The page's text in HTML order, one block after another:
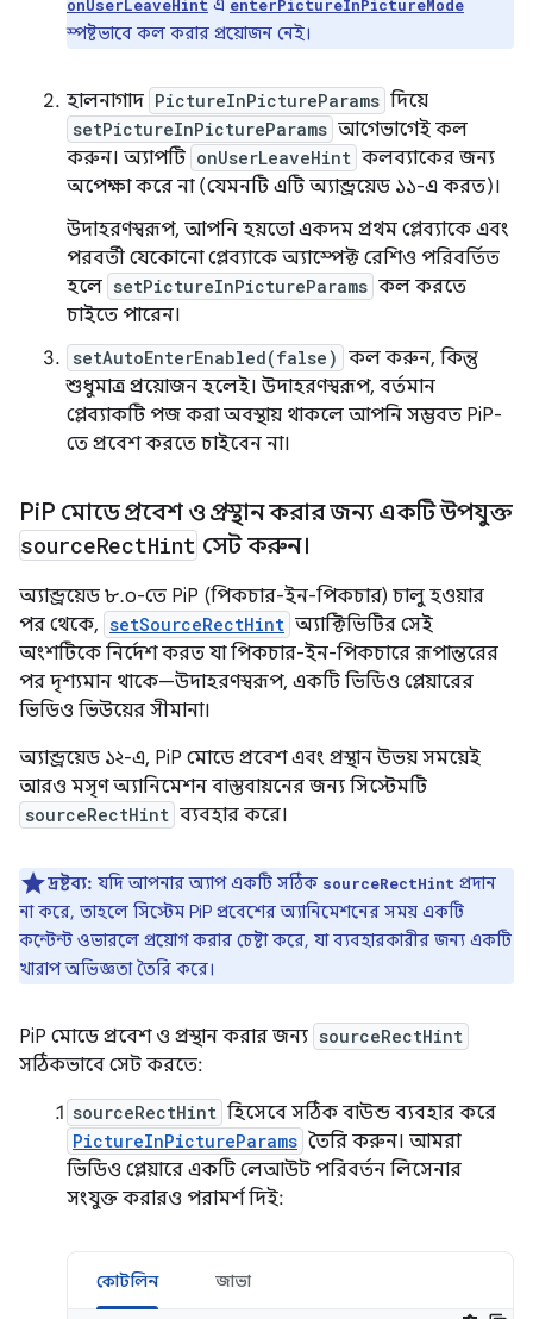
onUserLeaveHint এ enterPictureInPictureMode
স্পষ্টভাবে কল করার প্রয়োজন নেই।
হালনাগাদ PictureInPictureParams দিয়ে
setPictureInPictureParams আগেভাগেই কল
করুন। অ্যাপটি onUserLeaveHint কলব্যাকের জন্য
অপেক্ষা করে না (যেমনটি এটি অ্যান্ড্রয়েড ১১-এ করত)।
উদাহরণস্বরূপ, আপনি হয়তো একদম প্রথম প্লেব্যাকে এবং
পরবর্তী যেকোনো প্লেব্যাকে অ্যাস্পেক্ট রেশিও পরিবর্তিত
হলে setPictureInPictureParams কল করতে
চাইতে পারেন।
setAutoEnterEnabled(false) কল করুন, কিন্তু
শুধুমাত্র প্রয়োজন হলেই। উদাহরণস্বরূপ, বর্তমান
প্লেব্যাকটি পজ করা অবস্থায় থাকলে আপনি সম্ভবত PiP-
তে প্রবেশ করতে চাইবেন না।
PiP মোডে প্রবেশ ও প্রস্থান করার জন্য একটি উপযুক্ত
sourceRectHint সেট করুন।
অ্যান্ড্রয়েড ৮.০-তে PiP (পিকচার-ইন-পিকচার) চালু হওয়ার
পর থেকে, setSourceRectHint অ্যাক্টিভিটির সেই
অংশটিকে নির্দেশ করত যা পিকচার-ইন-পিকচারে রূপান্তরের
পর দৃশ্যমান থাকে—উদাহরণস্বরূপ, একটি ভিডিও প্লেয়ারের
ভিডিও ভিউয়ের সীমানা।
অ্যান্ড্রয়েড ১২-এ, PiP মোডে প্রবেশ এবং প্রস্থান উভয় সময়েই
আরও মসৃণ অ্যানিমেশন বাস্তবায়নের জন্য সিস্টেমটি
sourceRectHint ব্যবহার করে।
দ্রষ্টব্য: যদি আপনার অ্যাপ একটি সঠিক sourceRectHint প্রদান
না করে, তাহলে সিস্টেম PiP প্রবেশের অ্যানিমেশনের সময় একটি
কন্টেন্ট ওভারলে প্রয়োগ করার চেষ্টা করে, যা ব্যবহারকারীর জন্য একটি
খারাপ অভিজ্ঞতা তৈরি করে।
PiP মোডে প্রবেশ ও প্রস্থান করার জন্য sourceRectHint
সঠিকভাবে সেট করতে:
sourceRectHint হিসেবে সঠিক বাউন্ড ব্যবহার করে
PictureInPictureParams তৈরি করুন। আমরা
ভিডিও প্লেয়ারে একটি লেআউট পরিবর্তন লিসেনার
সংযুক্ত করারও পরামর্শ দিই:
কোটলিন জাভা